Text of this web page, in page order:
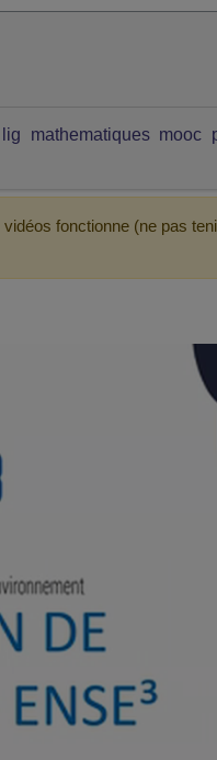
lig mathematiques mooc
fonctionne (ne pas